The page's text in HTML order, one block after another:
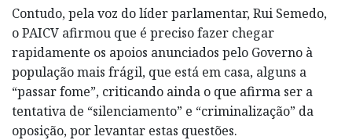
Contudo, pela voz do líder parlamentar, Rui Semedo,
o PAICV afirmou que é preciso fazer chegar
rapidamente os apoios anunciados pelo Governo à
população mais frágil, que está em casa, alguns a
“passar fome”, criticando ainda o que afirma ser a
tentativa de “silenciamento” e “criminalização” da
oposição, por levantar estas questões.